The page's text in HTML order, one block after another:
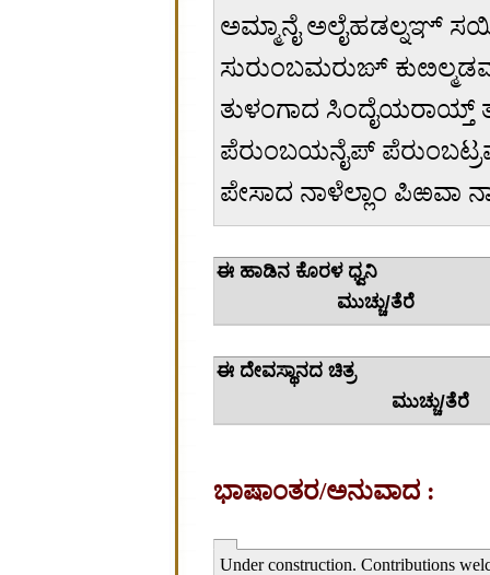
ಅಮ್ಮಾನೈ ಅಲೈಹಡಲ್ನಞ್
ಸುರುಂಬಮರುಙ್
ತುಳಂಗಾದ ಸಿಂದೈಯರಾಯ್ತ್
ಪೆರುಂಬಯನೈಪ್
ಪೇಸಾದ ನಾಳೆಲ್ಲಾಂ ಪಿಱವಾ
ಈ
ಮುಚ್ಚು/ತೆರೆ
ಈ
ಮುಚ್ಚು/ತೆರೆ
ಭಾಷಾಂತರ/ಅನುವಾದ :
Under construction. Contributions